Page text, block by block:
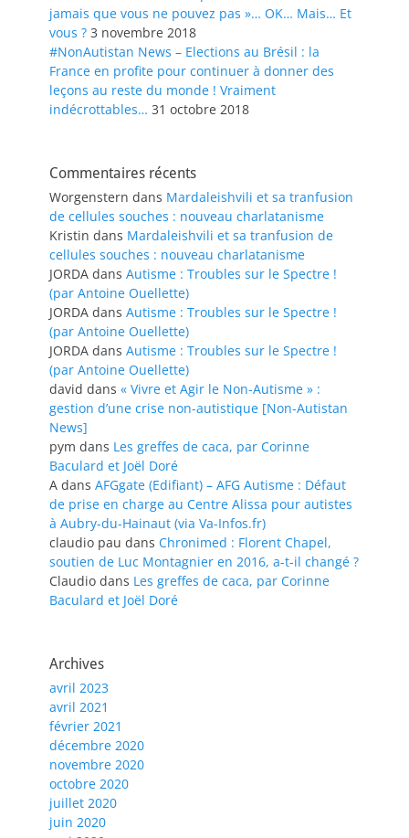
jamais que vous ne pouvez pas »… OK… Mais… Et
vous ? 3 novembre 2018
#NonAutistan News – Elections au Brésil : la
France en profite pour continuer à donner des
leçons au reste du monde ! Vraiment
indécrottables… 31 octobre 2018
Commentaires récents
Worgenstern dans Mardaleishvili et sa tranfusion
de cellules souches : nouveau charlatanisme
Kristin dans Mardaleishvili et sa tranfusion de
cellules souches : nouveau charlatanisme
JORDA dans Autisme : Troubles sur le Spectre !
(par Antoine Ouellette)
JORDA dans Autisme : Troubles sur le Spectre !
(par Antoine Ouellette)
JORDA dans Autisme : Troubles sur le Spectre !
(par Antoine Ouellette)
david dans « Vivre et Agir le Non-Autisme » :
gestion d’une crise non-autistique [Non-Autistan
News]
pym dans Les greffes de caca, par Corinne
Baculard et Joël Doré
A dans AFGgate (Edifiant) – AFG Autisme : Défaut
de prise en charge au Centre Alissa pour autistes
à Aubry-du-Hainaut (via Va-Infos.fr)
claudio pau dans Chronimed : Florent Chapel,
soutien de Luc Montagnier en 2016, a-t-il changé ?
Claudio dans Les greffes de caca, par Corinne
Baculard et Joël Doré
Archives
avril 2023
avril 2021
février 2021
décembre 2020
novembre 2020
octobre 2020
juillet 2020
juin 2020